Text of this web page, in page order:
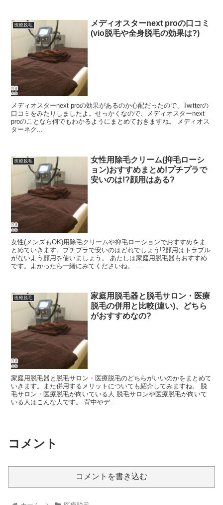
医療脱毛
メディオスターnext proの口コミ
(vio脱毛や全身脱毛の効果は?)
メディオスターnext proの効果があるのか心配だったので、Twitterの
口コミをみたりしましたよ。せっかくなので、メディオスターnext
proのことなら何でもわかるようにまとめておきますね。 メディオス
ターネク...
医療脱毛
女性用除毛クリーム(抑毛ローシ
ョン)おすすめまとめ!プチプラで
安いのは!?顔用はある?
女性(メンズもOK)用除毛クリームや抑毛ローションでおすすめをま
とめていきます。プチプラで安いのはどれでしょう!?顔用はトラブル
がないよう顔用を使いましょう。 あたしは家庭用脱毛器もおすすめ
です。よかったら一緒にみてくださいね。 ...
医療脱毛
家庭用脱毛器と脱毛サロン・医療
脱毛の併用と比較(違い)、どちら
がおすすめなの?
家庭用脱毛器と脱毛サロン・医療脱毛のどちらがいいのかをまとめて
いきます。また併用するメリットについても紹介してみますね。 脱
毛サロン・医療脱毛が向いている人 脱毛サロンや医療脱毛が向いて
いる人はこんな人です。 背中やデ...
コメント
コメントを書き込む